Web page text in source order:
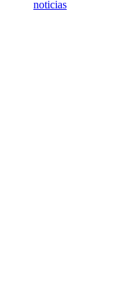
noticias